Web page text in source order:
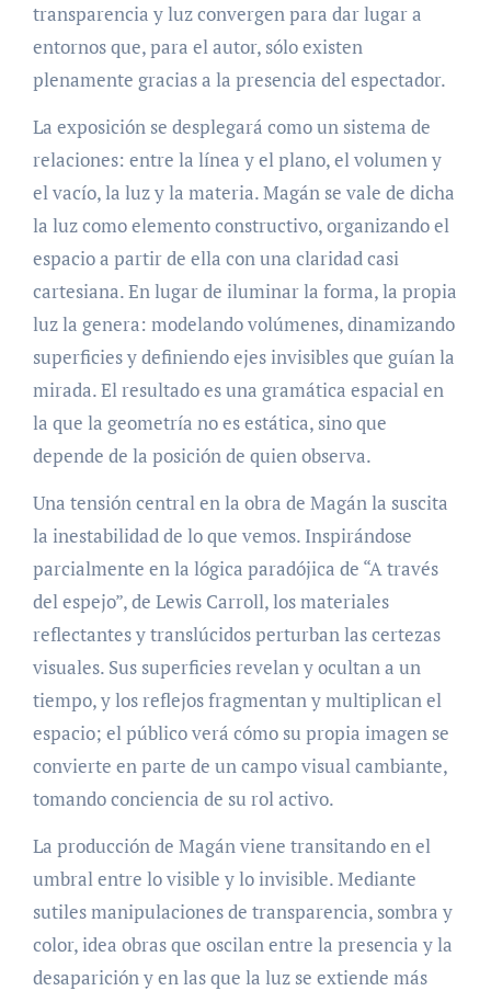
transparencia y luz convergen para dar lugar a
entornos que, para el autor, sólo existen
plenamente gracias a la presencia del espectador.
La exposición se desplegará como un sistema de
relaciones: entre la línea y el plano, el volumen y
el vacío, la luz y la materia. Magán se vale de dicha
la luz como elemento constructivo, organizando el
espacio a partir de ella con una claridad casi
cartesiana. En lugar de iluminar la forma, la propia
luz la genera: modelando volúmenes, dinamizando
superficies y definiendo ejes invisibles que guían la
mirada. El resultado es una gramática espacial en
la que la geometría no es estática, sino que
depende de la posición de quien observa.
Una tensión central en la obra de Magán la suscita
la inestabilidad de lo que vemos. Inspirándose
parcialmente en la lógica paradójica de “A través
del espejo”, de Lewis Carroll, los materiales
reflectantes y translúcidos perturban las certezas
visuales. Sus superficies revelan y ocultan a un
tiempo, y los reflejos fragmentan y multiplican el
espacio; el público verá cómo su propia imagen se
convierte en parte de un campo visual cambiante,
tomando conciencia de su rol activo.
La producción de Magán viene transitando en el
umbral entre lo visible y lo invisible. Mediante
sutiles manipulaciones de transparencia, sombra y
color, idea obras que oscilan entre la presencia y la
desaparición y en las que la luz se extiende más